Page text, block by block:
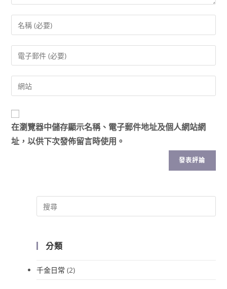
在瀏覽器中儲存顯示名稱、電子郵件地址及個人網站網
址，以供下次發佈留言時使用。
分類
千金日常 (2)